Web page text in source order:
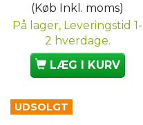
(Køb Inkl. moms)
På lager, Leveringstid 1-
2 hverdage.
LÆG I KURV
UDSOLGT